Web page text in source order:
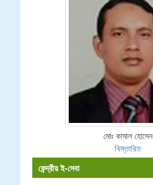
মোঃ কামাল হোসেন
বিস্তারিত
কেন্দ্রীয় ই-সেবা